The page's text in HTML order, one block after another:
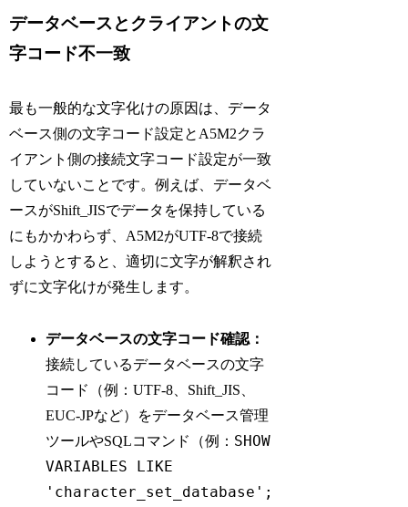
データベースとクライアントの文
字コード不一致
最も一般的な文字化けの原因は、データ
ベース側の文字コード設定とA5M2クラ
イアント側の接続文字コード設定が一致
していないことです。例えば、データベ
ースがShift_JISでデータを保持している
にもかかわらず、A5M2がUTF-8で接続
しようとすると、適切に文字が解釈され
ずに文字化けが発生します。
データベースの文字コード確認：
接続しているデータベースの文字
コード（例：UTF-8、Shift_JIS、
EUC-JPなど）をデータベース管理
ツールやSQLコマンド（例： SHOW
VARIABLES LIKE
'character_set_database';